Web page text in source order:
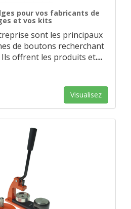
pour vos fabricants de
et vos kits
sont les principaux
de boutons recherchant
offrent les produits et…
Visualisez